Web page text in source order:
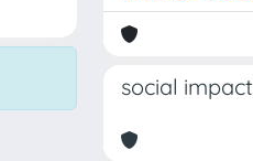
social impact